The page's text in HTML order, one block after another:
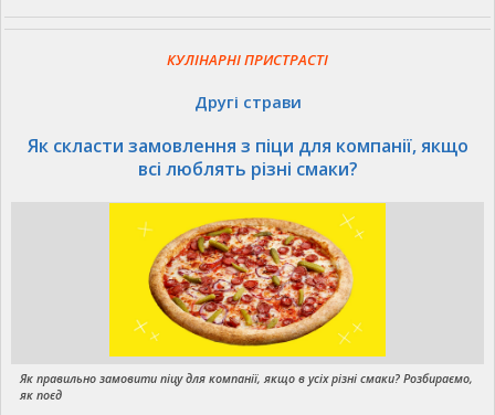
КУЛІНАРНІ ПРИСТРАСТІ
Другі страви
Як скласти замовлення з піци для компанії, якщо
всі люблять різні смаки?
Як правильно замовити піцу для компанії, якщо в усіх різні смаки? Розбираємо,
як поєд